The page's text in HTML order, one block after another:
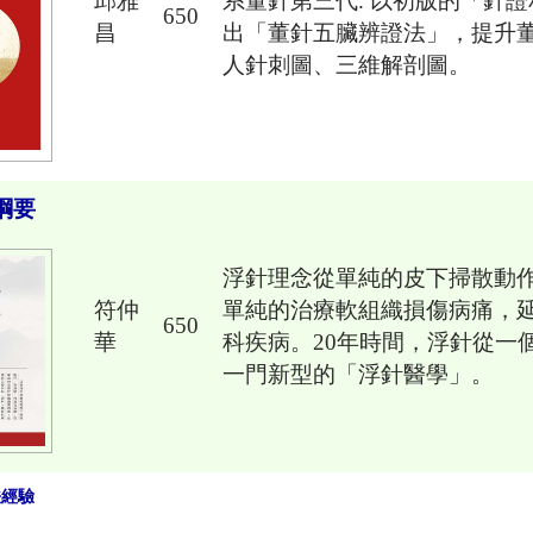
昌
650
出「董針五臟辨證法」，提升
人針刺圖、三維解剖圖。
要
符仲
華
650
浮針理念從單純的皮下掃散動
單純的治療軟組織損傷病痛，
科疾病。20年時間，浮針從一
一門新型的「浮針醫學」。
驗